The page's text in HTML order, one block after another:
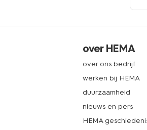
over HEMA
over ons bedrijf
werken bij HEMA
duurzaamheid
nieuws en pers
HEMA